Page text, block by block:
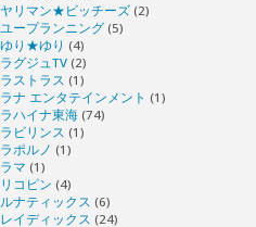
ヤリマン★ビッチーズ (2)
ユープランニング (5)
ゆり★ゆり (4)
ラグジュTV (2)
ラストラス (1)
ラナ エンタテインメント (1)
ラハイナ東海 (74)
ラビリンス (1)
ラポルノ (1)
ラマ (1)
リコピン (4)
ルナティックス (6)
レイディックス (24)